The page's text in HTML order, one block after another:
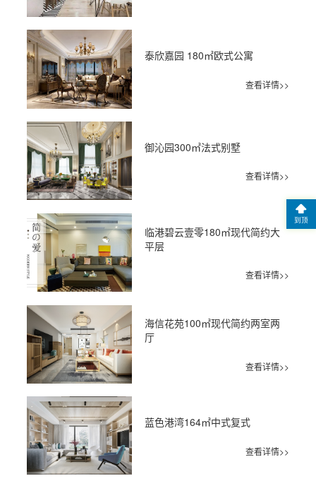
泰欣嘉园 180㎡欧式公寓
查看详情>>
御沁园300㎡法式别墅
查看详情>>
临港碧云壹零180㎡现代简约大
平层
查看详情>>
海信花苑100㎡现代简约两室两
厅
查看详情>>
蓝色港湾164㎡中式复式
查看详情>>
到顶